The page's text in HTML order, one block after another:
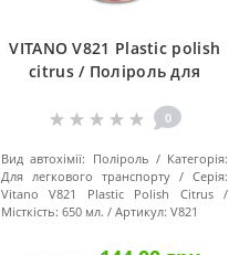
VITANO V821 Plastic polish
citrus / Поліроль для
0
Вид автохімії: Поліроль
Категорія:
Для легкового транспорту
Серія:
Vitano V821 Plastic Polish Citrus
Місткість: 650 мл. Артикул: V821